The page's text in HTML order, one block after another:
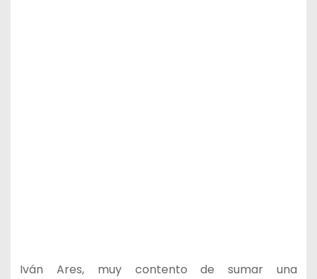
Iván Ares, muy contento de sumar una